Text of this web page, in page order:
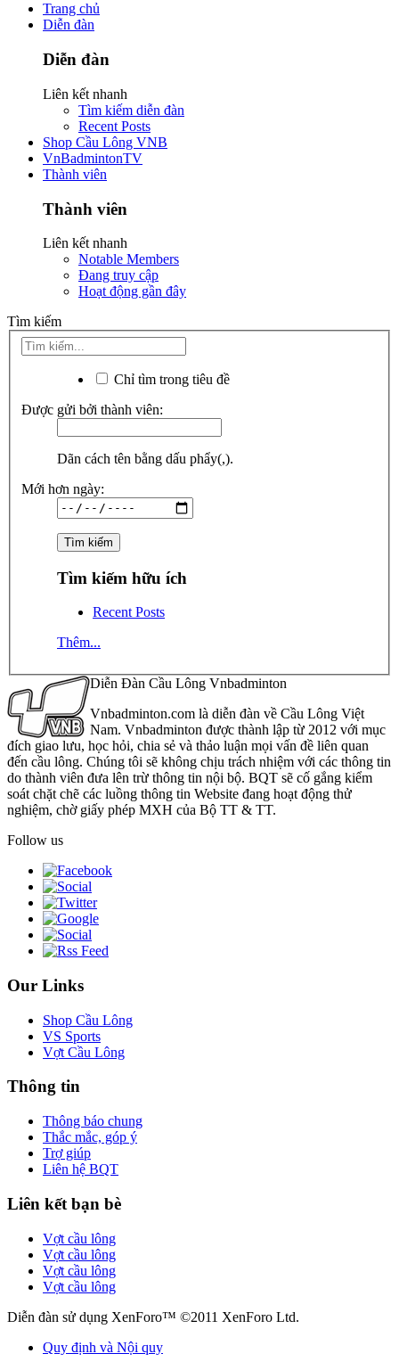
Trang chủ
Diễn đàn
Diễn đàn
Liên kết nhanh
Tìm kiếm diễn đàn
Recent Posts
Shop Cầu Lông VNB
VnBadmintonTV
Thành viên
Thành viên
Liên kết nhanh
Notable Members
Đang truy cập
Hoạt động gần đây
Tìm kiếm
Chỉ tìm trong tiêu đề
Được gửi bởi thành viên:
Dãn cách tên bằng dấu phẩy(,).
Mới hơn ngày:
Tìm kiếm hữu ích
Recent Posts
Thêm...
Diễn Đàn Cầu Lông Vnbadminton
Vnbadminton.com là diễn đàn về Cầu Lông Việt
Nam. Vnbadminton được thành lập từ 2012 với mục
đích giao lưu, học hỏi, chia sẻ và thảo luận mọi vấn đề liên quan
đến cầu lông. Chúng tôi sẽ không chịu trách nhiệm với các thông tin
do thành viên đưa lên trừ thông tin nội bộ. BQT sẽ cố gắng kiểm
soát chặt chẽ các luồng thông tin Website đang hoạt động thử
nghiệm, chờ giấy phép MXH của Bộ TT & TT.
Follow us
Our Links
Shop Cầu Lông
VS Sports
Vợt Cầu Lông
Thông tin
Thông báo chung
Thắc mắc, góp ý
Trợ giúp
Liên hệ BQT
Liên kết bạn bè
Vợt cầu lông
Vợt cầu lông
Vợt cầu lông
Vợt cầu lông
Diễn đàn sử dụng XenForo™ ©2011 XenForo Ltd.
Quy định và Nội quy